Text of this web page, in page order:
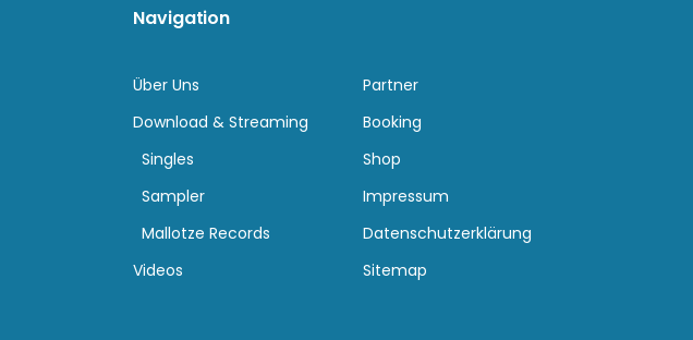
Navigation
Über Uns
Download & Streaming
Singles
Sampler
Mallotze Records
Videos
Partner
Booking
Shop
Impressum
Datenschutzerklärung
Sitemap